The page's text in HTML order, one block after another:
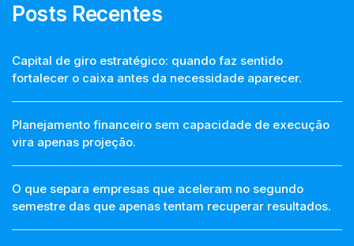
Posts Recentes
Capital de giro estratégico: quando faz sentido
fortalecer o caixa antes da necessidade aparecer.
Planejamento financeiro sem capacidade de execução
vira apenas projeção.
O que separa empresas que aceleram no segundo
semestre das que apenas tentam recuperar resultados.